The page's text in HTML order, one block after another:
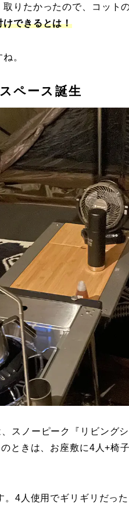
りたかったので、コット
けできるとは！
。
ペース誕生
スノーピーク『リビング
ときは、お座敷に4人+椅
4人使用でギリギリだっ